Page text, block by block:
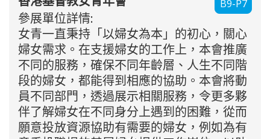
B9-P7
參展單位詳情:
女青一直秉持「以婦女為本」的初心，關心
婦女需求。在支援婦女的工作上，本會推廣
不同的服務，確保不同年齡層、人生不同階
段的婦女，都能得到相應的協助。本會將動
員不同部門，透過展示相關服務，令更多夥
伴了解婦女在不同身分上遇到的困難，從而
願意投放資源協助有需要的婦女，例如為有